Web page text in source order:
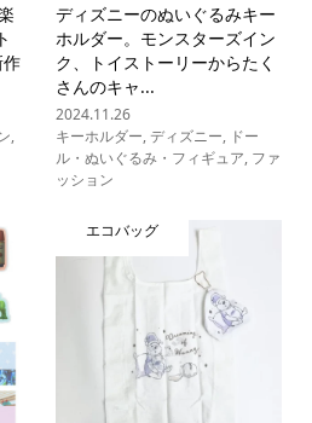
,
ディズニーのぬいぐるみキー
ホルダー。モンスターズイン
ク、トイストーリーからたく
さんのキャ...
2024.11.26
キーホルダー,ディズニー, ドー
ル・ぬいぐるみ・フィギュア, ファ
ッション
エコバッグ